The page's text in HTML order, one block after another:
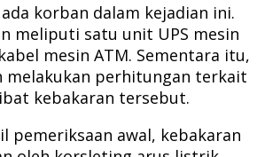
korban dalam kejadian ini.
meliputi satu unit UPS mesin
mesin ATM. Sementara itu,
melakukan perhitungan terkait
kebakaran tersebut.
pemeriksaan awal, kebakaran